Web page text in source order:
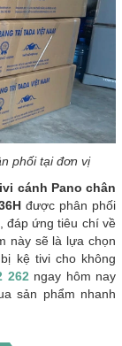
phối tại đơn vị
cánh Pano chân
được phân phối
đáp ứng tiêu chí về
này sẽ là lựa chọn
kệ tivi cho không
262 ngay hôm nay
sản phẩm nhanh